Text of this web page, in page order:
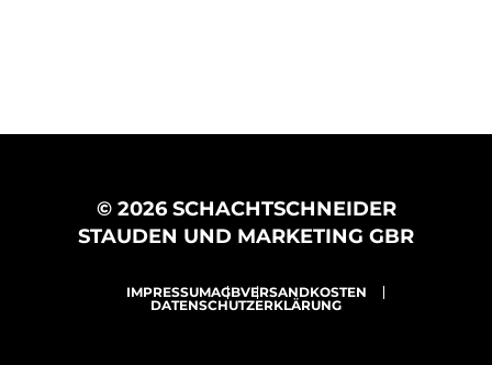
© 2026 SCHACHTSCHNEIDER
STAUDEN UND MARKETING GBR
IMPRESSUMAGBVERSANDKOSTEN
DATENSCHUTZERKLÄRUNG